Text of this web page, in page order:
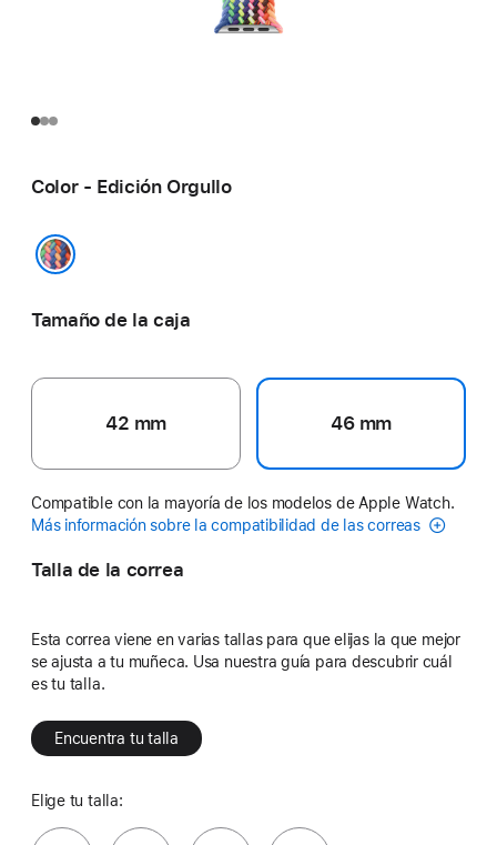
Color - Edición Orgullo
Tamaño de la caja
42 mm 46 mm
Compatible con la mayoría de los modelos de Apple Watch.
Más información sobre la compatibilidad de las correas
Talla de la correa
Esta correa viene en varias tallas para que elijas la que mejor
se ajusta a tu muñeca. Usa nuestra guía para descubrir cuál
es tu talla.
Encuentra tu talla
Elige tu talla: